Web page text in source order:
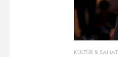
KÜLTÜR & SANAT